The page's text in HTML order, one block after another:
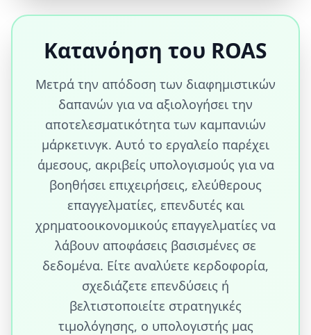
Κατανόηση του ROAS
Μετρά την απόδοση των διαφημιστικών
δαπανών για να αξιολογήσει την
αποτελεσματικότητα των καμπανιών
μάρκετινγκ. Αυτό το εργαλείο παρέχει
άμεσους, ακριβείς υπολογισμούς για να
βοηθήσει επιχειρήσεις, ελεύθερους
επαγγελματίες, επενδυτές και
χρηματοοικονομικούς επαγγελματίες να
λάβουν αποφάσεις βασισμένες σε
δεδομένα. Είτε αναλύετε κερδοφορία,
σχεδιάζετε επενδύσεις ή
βελτιστοποιείτε στρατηγικές
τιμολόγησης, ο υπολογιστής μας